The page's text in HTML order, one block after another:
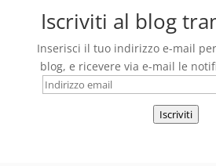
Iscriviti al blog
Inserisci il tuo indirizzo e-mail
blog, e ricevere via e-mail le
Indirizzo
Iscriviti